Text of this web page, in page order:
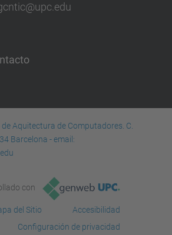
Aquitectura de Computadores. C.
Barcelona - email:
con
del Sitio
Accesibilidad
Configuración de privacidad